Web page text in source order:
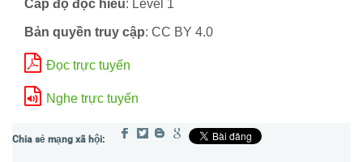
Cấp độ đọc hiểu: Level 1
Bản quyền truy cập: CC BY 4.0
Đọc trực tuyến
Nghe trực tuyến